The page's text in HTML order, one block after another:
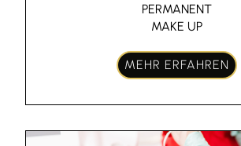
PERMANENT
MAKE UP
MEHR ERFAHREN